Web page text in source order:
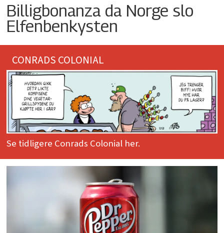
Billigbonanza da Norge slo
Elfenbenkysten
CONRADS COLONIAL
Se tidligere Conrads Colonial her.